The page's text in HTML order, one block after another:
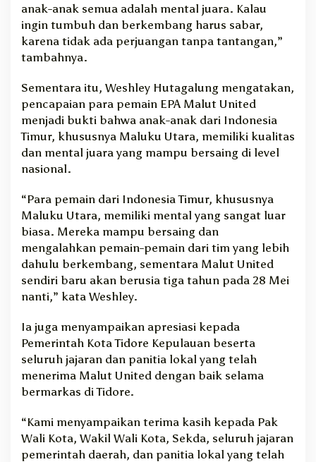
anak-anak semua adalah mental juara. Kalau
ingin tumbuh dan berkembang harus sabar,
karena tidak ada perjuangan tanpa tantangan,”
tambahnya.
Sementara itu, Weshley Hutagalung mengatakan,
pencapaian para pemain EPA Malut United
menjadi bukti bahwa anak-anak dari Indonesia
Timur, khususnya Maluku Utara, memiliki kualitas
dan mental juara yang mampu bersaing di level
nasional.
“Para pemain dari Indonesia Timur, khususnya
Maluku Utara, memiliki mental yang sangat luar
biasa. Mereka mampu bersaing dan
mengalahkan pemain-pemain dari tim yang lebih
dahulu berkembang, sementara Malut United
sendiri baru akan berusia tiga tahun pada 28 Mei
nanti,” kata Weshley.
Ia juga menyampaikan apresiasi kepada
Pemerintah Kota Tidore Kepulauan beserta
seluruh jajaran dan panitia lokal yang telah
menerima Malut United dengan baik selama
bermarkas di Tidore.
“Kami menyampaikan terima kasih kepada Pak
Wali Kota, Wakil Wali Kota, Sekda, seluruh jajaran
pemerintah daerah, dan panitia lokal yang telah